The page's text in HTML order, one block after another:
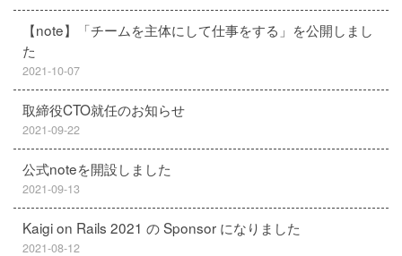
【note】「チームを主体にして仕事をする」を公開しまし
た
2021-10-07
取締役CTO就任のお知らせ
2021-09-22
公式noteを開設しました
2021-09-13
Kaigi on Rails 2021 の Sponsor になりました
2021-08-12